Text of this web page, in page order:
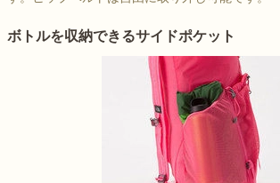
ボトルを収納できるサイドポケット